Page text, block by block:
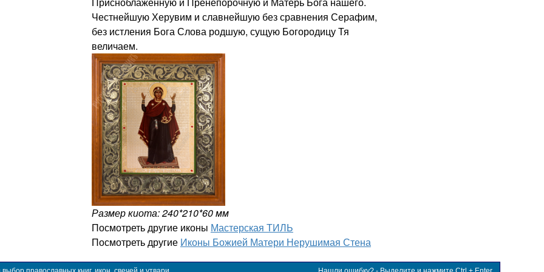
Честнейшую Херувим и славнейшую без сравнения Серафим,
без истления Бога Слова родшую, сущую Богородицу Тя
величаем.
Размер киота: 240*210*60 мм
Посмотреть другие иконы Мастерская ТИЛЬ
Посмотреть другие Иконы Божией Матери Нерушимая Стена